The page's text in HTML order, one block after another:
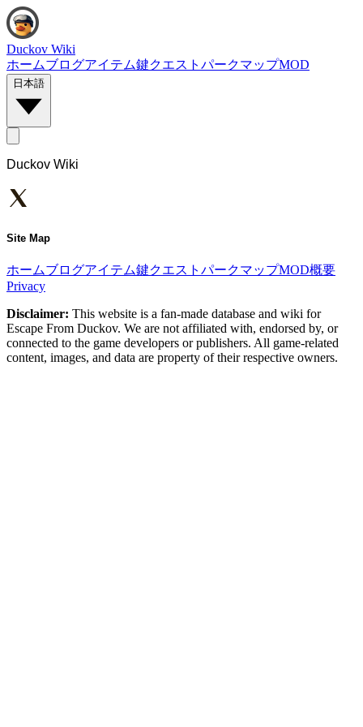
Duckov Wiki
ホームブログアイテム鍵クエスト パークマップMOD
日本語
Duckov Wiki
Site Map
ホームブログアイテム鍵クエスト パークマップMOD概要
Privacy
Disclaimer: This website is a fan-made database and wiki for
Escape From Duckov. We are not affiliated with, endorsed by, or
connected to the game developers or publishers. All game-related
content, images, and data are property of their respective owners.